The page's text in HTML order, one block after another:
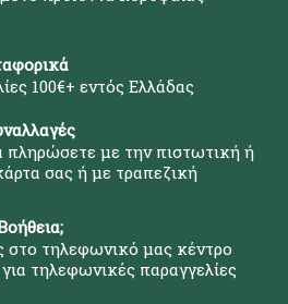
100€+ εντός Ελλάδας
πληρώσετε με την πιστωτική ή
σας ή με τραπεζική
στο τηλεφωνικό μας κέντρο
τηλεφωνικές παραγγελίες